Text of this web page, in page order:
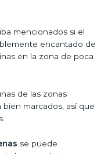
mencionados si el
encantado de
en la zona de poca
de las zonas
marcados, así que
se puede